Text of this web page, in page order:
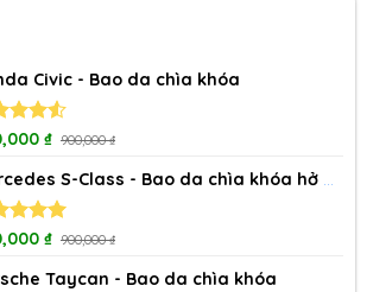
Civic - Bao da chìa khóa
₫ 900,000₫
S-Class - Bao da chìa khóa hở nút
5.00
₫ 900,000₫
Taycan - Bao da chìa khóa